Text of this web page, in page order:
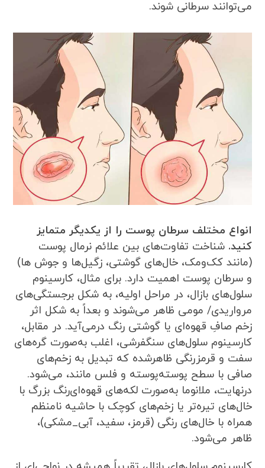
می‌توانند سرطانی شوند.
انواع مختلف سرطان پوست را از یکدیگر متمایز
کنید. شناخت تفاوت‌های بین علائم نرمال پوست
(مانند کک‌ومک، خال‌های گوشتی، زگیل‌ها و جوش ها)
و سرطان پوست اهمیت دارد. برای مثال، کارسینوم
سلول‌های بازال، در مراحل اولیه، به شکل برجستگی‌های
مرواریدی/ مومی ظاهر می‌شوند و بعداً به شکل اثر
زخم صافِ قهوه‌ای یا گوشتی رنگ درمی‌آید. در مقابل،
کارسینوم سلول‌های سنگفرشی، اغلب به‌صورت گره‌های
سفت و قرمزرنگی ظاهرشده که تبدیل به زخم‌های
صافی با سطح پوسته‌پوسته و فلس مانند، می‌شود.
درنهایت، ملانوما به‌صورت لکه‌های قهوه‌ای‌رنگ بزرگ با
خال‌های تیره‌تر یا زخم‌های کوچک با حاشیه نامنظم
همراه با خال‌های رنگی (قرمز، سفید، آبی_مشکی)،
ظاهر می‌شود.